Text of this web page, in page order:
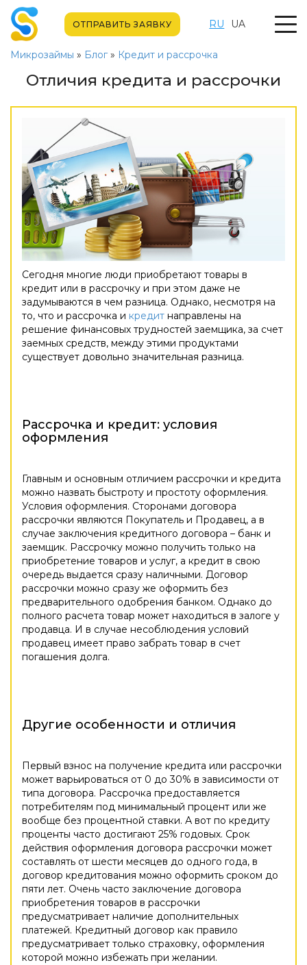
ОТПРАВИТЬ ЗАЯВКУ RU UA
Микрозаймы » Блог» Кредит и рассрочка
Отличия кредита и рассрочки
Сегодня многие люди приобретают товары в
кредит или в рассрочку и при этом даже не
задумываются в чем разница. Однако, несмотря на
то, что и рассрочка и кредит направлены на
решение финансовых трудностей заемщика, за счет
заемных средств, между этими продуктами
существует довольно значительная разница.
Рассрочка и кредит: условия
оформления
Главным и основным отличием рассрочки и кредита
можно назвать быстроту и простоту оформления.
Условия оформления. Сторонами договора
рассрочки являются Покупатель и Продавец, а в
случае заключения кредитного договора – банк и
заемщик. Рассрочку можно получить только на
приобретение товаров и услуг, а кредит в свою
очередь выдается сразу наличными. Договор
рассрочки можно сразу же оформить без
предварительного одобрения банком. Однако до
полного расчета товар может находиться в залоге у
продавца. И в случае несоблюдения условий
продавец имеет право забрать товар в счет
погашения долга.
Другие особенности и отличия
Первый взнос на получение кредита или рассрочки
может варьироваться от 0 до 30% в зависимости от
типа договора. Рассрочка предоставляется
потребителям под минимальный процент или же
вообще без процентной ставки. А вот по кредиту
проценты часто достигают 25% годовых. Срок
действия оформления договора рассрочки может
составлять от шести месяцев до одного года, в
договор кредитования можно оформить сроком до
пяти лет. Очень часто заключение договора
приобретения товаров в рассрочки
предусматривает наличие дополнительных
платежей. Кредитный договор как правило
предусматривает только страховку, оформления
которой можно избежать при желании.